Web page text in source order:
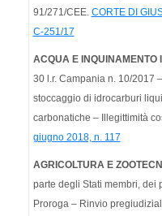
91/271/CEE. CORTE DI
C-251/17
ACQUA E INQUINAMENTO
30 l.r. Campania n. 10/2017
stoccaggio di idrocarburi
carbonatiche – Illegittimità
giugno 2018, n. 117
AGRICOLTURA E
parte degli Stati membri, dei
Proroga – Rinvio